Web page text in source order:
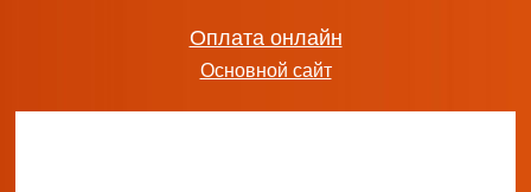
Оплата онлайн
Основной сайт